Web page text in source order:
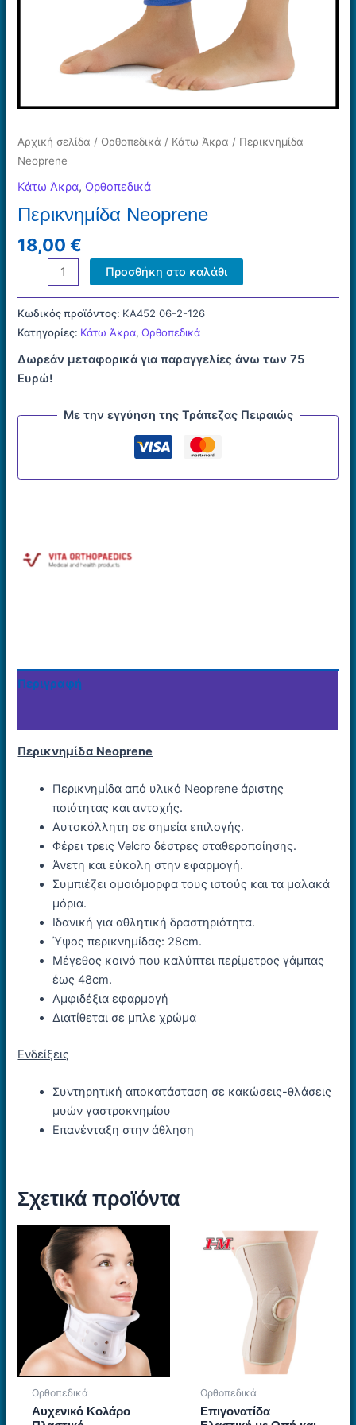
Αρχική σελίδα / Ορθοπεδικά / Κάτω Άκρα / Περικνημίδα
Neoprene
Κάτω Άκρα, Ορθοπεδικά
Περικνημίδα Neoprene
18,00€
Περικνημίδα
Neoprene
Προσθήκη στο καλάθι
Κωδικός προϊόντος: ΚΑ452 06-2-126
Κατηγορίες: Κάτω Άκρα,Ορθοπεδικά
Δωρεάν μεταφορικά για παραγγελίες άνω των 75
Ευρώ!
Με την εγγύηση της Τράπεζας Πειραιώς
Περιγραφή
Περικνημίδα Neoprene
Περικνημίδα από υλικό Neoprene άριστης
ποιότητας και αντοχής.
Aυτοκόλλητη σε σημεία επιλογής.
Φέρει τρεις Velcro δέστρες σταθεροποίησης.
Άνετη και εύκολη στην εφαρμογή.
Συμπιέζει ομοιόμορφα τους ιστούς και τα μαλακά
μόρια.
Ιδανική για αθλητική δραστηριότητα.
Ύψος περικνημίδας: 28cm.
Μέγεθος κοινό που καλύπτει περίμετρος γάμπας
έως 48cm.
Αμφιδέξια εφαρμογή
Διατίθεται σε μπλε χρώμα
Ενδείξεις
Συντηρητική αποκατάσταση σε κακώσεις-θλάσεις
μυών γαστροκνημίου
Επανένταξη στην άθληση
Σχετικά προϊόντα
Ορθοπεδικά
Αυχενικό Κολάρο
Ορθοπεδικά
Επιγονατίδα